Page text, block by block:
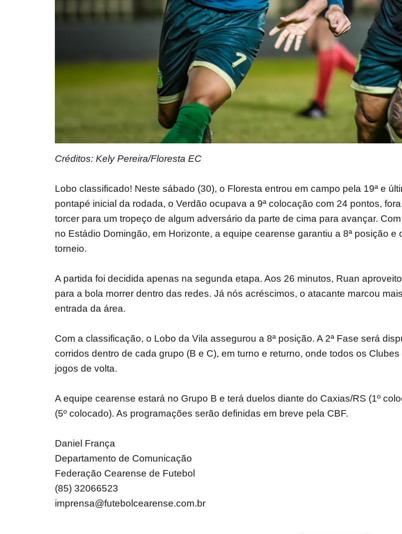
Créditos: Kely Pereira/Floresta EC
Lobo classificado! Neste sábado (30), o Floresta entrou em campo pela 19ª e
pontapé inicial da rodada, o Verdão ocupava a 9ª colocação com 24 pontos,
torcer para um tropeço de algum adversário da parte de cima para avançar.
no Estádio Domingão, em Horizonte, a equipe cearense garantiu a 8ª posição
torneio.
A partida foi decidida apenas na segunda etapa. Aos 26 minutos, Ruan
para a bola morrer dentro das redes. Já nós acréscimos, o atacante marcou
entrada da área.
Com a classificação, o Lobo da Vila assegurou a 8ª posição. A 2ª Fase será
corridos dentro de cada grupo (B e C), em turno e returno, onde todos os
jogos de volta.
A equipe cearense estará no Grupo B e terá duelos diante do Caxias/RS (1º
(5º colocado). As programações serão definidas em breve pela CBF.
Daniel França
Departamento de Comunicação
Federação Cearense de Futebol
(85) 32066523
imprensa@futebolcearense.com.br